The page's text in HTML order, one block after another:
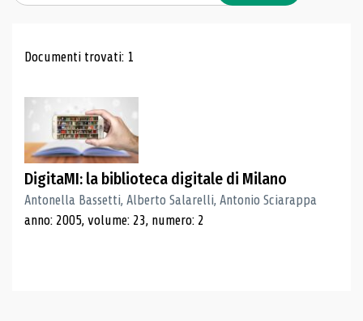
Risultati di ricerca
Documenti trovati: 1
DigitaMI: la biblioteca digitale di Milano
Antonella Bassetti, Alberto Salarelli, Antonio Sciarappa
anno: 2005, volume: 23, numero: 2